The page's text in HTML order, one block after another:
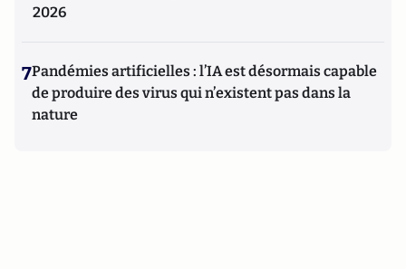
2026
7Pandémies artificielles : l’IA est désormais capable
de produire des virus qui n’existent pas dans la
nature